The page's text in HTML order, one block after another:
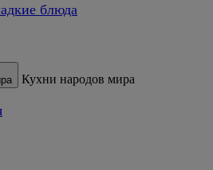
блюда
Кухни народов мира